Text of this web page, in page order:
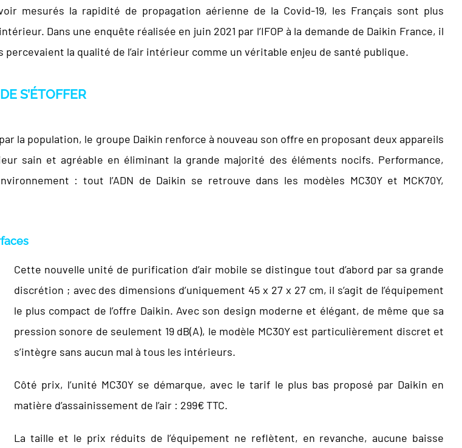
mesurés la rapidité de propagation aérienne de la Covid-19, les Français sont plus
Dans une enquête réalisée en juin 2021 par l’IFOP à la demande de Daikin France, il
percevaient la qualité de l’air intérieur comme un véritable enjeu de santé publique.
S’ÉTOFFER
la population, le groupe Daikin renforce à nouveau son offre en proposant deux appareils
sain et agréable en éliminant la grande majorité des éléments nocifs. Performance,
: tout l’ADN de Daikin se retrouve dans les modèles MC30Y et MCK70Y,
Cette nouvelle unité de purification d’air mobile se distingue tout d’abord par sa grande
discrétion ; avec des dimensions d’uniquement 45 x 27 x 27 cm, il s’agit de l’équipement
le plus compact de l’offre Daikin. Avec son design moderne et élégant, de même que sa
pression sonore de seulement 19 dB(A), le modèle MC30Y est particulièrement discret et
s’intègre sans aucun mal à tous les intérieurs.
Côté prix, l’unité MC30Y se démarque, avec le tarif le plus bas proposé par Daikin en
matière d’assainissement de l’air : 299€ TTC.
La taille et le prix réduits de l’équipement ne reflètent, en revanche, aucune baisse